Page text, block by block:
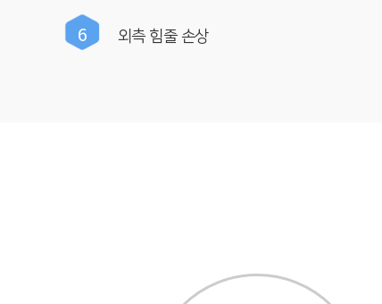
6 외측 힘줄 손상